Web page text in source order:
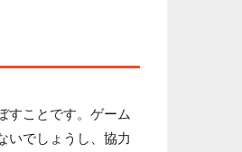
すことです。ゲーム
いでしょうし、協力